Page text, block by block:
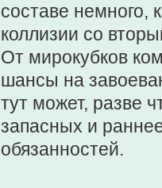
составе немного,
коллизии со
От мирокубков
шансы на
тут может, разве
запасных и
обязанностей.